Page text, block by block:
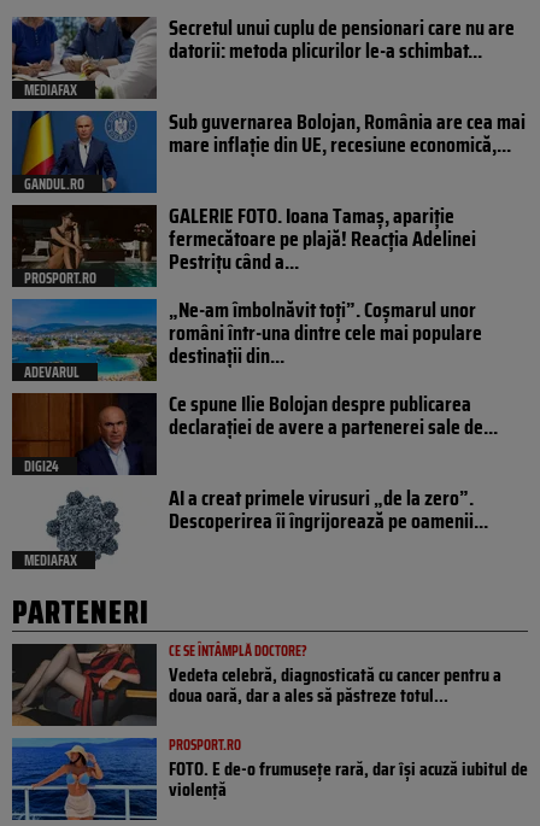
MEDIAFAX
Secretul unui cuplu de pensionari care nu are
datorii: metoda plicurilor le-a schimbat...
GANDUL.RO
Sub guvernarea Bolojan, România are cea mai
mare inflație din UE, recesiune economică,...
PROSPORT.RO
GALERIE FOTO. Ioana Tamaş, apariție
fermecătoare pe plajă! Reacția Adelinei
Pestrițu când a...
ADEVARUL
„Ne-am îmbolnăvit toți”. Coșmarul unor
români într-una dintre cele mai populare
destinații din...
DIGI24
Ce spune Ilie Bolojan despre publicarea
declarației de avere a partenerei sale de...
MEDIAFAX
AI a creat primele virusuri „de la zero”.
Descoperirea îi îngrijorează pe oamenii...
PARTENERI
CE SE ÎNTÂMPLĂ DOCTORE?
Vedeta celebră, diagnosticată cu cancer pentru a
doua oară, dar a ales să păstreze totul...
PROSPORT.RO
FOTO. E de-o frumusețe rară, dar își acuză iubitul de
violență